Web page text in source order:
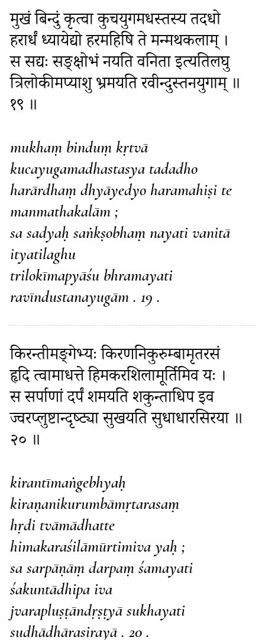
मुखं बिन्दुं कृत्वा कुचयुगमधस्तस्य तदधो
हरार्धं ध्यायेद्यो हरमहिषि ते मन्मथकलाम् ।
स सद्यः सङ्क्षोभं नयति वनिता इत्यतिलघु
त्रिलोकीमप्याशु भ्रमयति रवीन्दुस्तनयुगाम् ॥
१९ ॥
mukhaṃ binduṃ kṛtvā
kucayugamadhastasya tadadho
harārdhaṃ dhyāyedyo haramahiṣi te
manmathakalām ;
sa sadyaḥ saṅkṣobhaṃ nayati vanitā
ityatilaghu
trilokīmapyāśu bhramayati
ravīndustanayugām . 19 .
किरन्तीमङ्गेभ्यः किरणनिकुरुम्बामृतरसं
हृदि त्वामाधत्ते हिमकरशिलामूर्तिमिव यः ।
स सर्पाणां दर्पं शमयति शकुन्ताधिप इव
ज्वरप्लुष्टान्दृष्ट्या सुखयति सुधाधारसिरया ॥
२० ॥
kirantīmaṅgebhyaḥ
kiraṇanikurumbāmṛtarasaṃ
hṛdi tvāmādhatte
himakaraśilāmūrtimiva yaḥ ;
sa sarpāṇāṃ darpaṃ śamayati
śakuntādhipa iva
jvarapluṣṭāndṛṣṭyā sukhayati
sudhādhārasirayā . 20 .